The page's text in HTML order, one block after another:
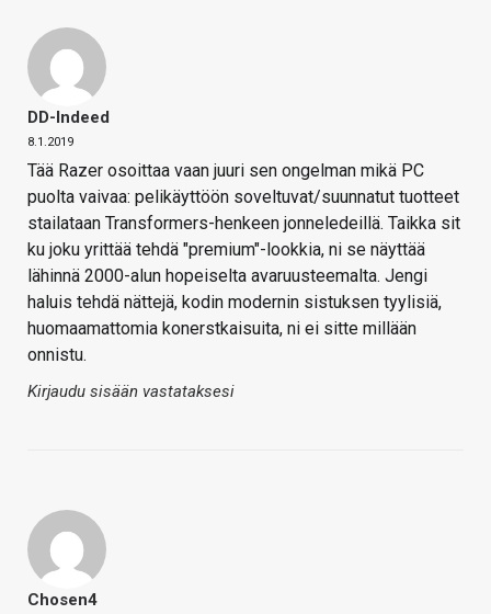
DD-Indeed
8.1.2019
Tää Razer osoittaa vaan juuri sen ongelman mikä PC
puolta vaivaa: pelikäyttöön soveltuvat/suunnatut tuotteet
stailataan Transformers-henkeen jonneledeillä. Taikka sit
ku joku yrittää tehdä "premium"-lookkia, ni se näyttää
lähinnä 2000-alun hopeiselta avaruusteemalta. Jengi
haluis tehdä nättejä, kodin modernin sistuksen tyylisiä,
huomaamattomia konerstkaisuita, ni ei sitte millään
onnistu.
Kirjaudu sisään vastataksesi
Chosen4